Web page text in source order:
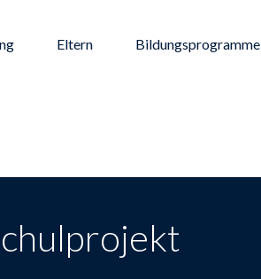
Eltern Bildungsprogramme